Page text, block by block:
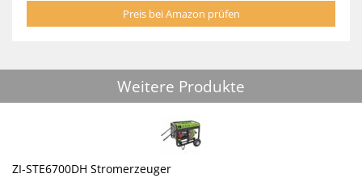
Preis bei Amazon prüfen
Weitere Produkte
ZI-STE6700DH Stromerzeuger